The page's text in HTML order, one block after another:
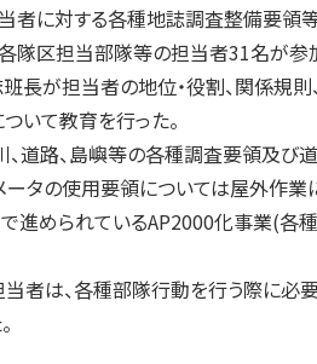
者に対する各種地誌調査整備要領
隊区担当部隊等の担当者31名が参
長が担当者の地位・役割、関係規
いて教育を行った。
、道路、島嶼等の各種調査要領及
ータの使用要領については屋外作業
進められているAP2000化事業(各
者は、各種部隊行動を行う際に必